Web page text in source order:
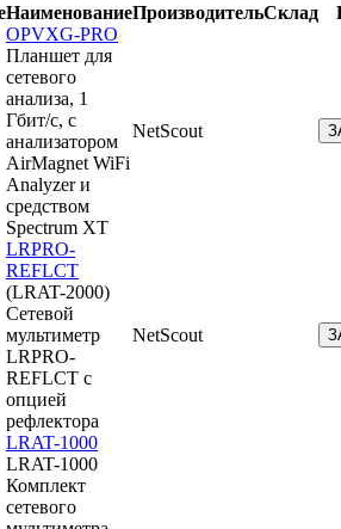
НаименованиеПроизводительСклад
OPVXG-PRO
Планшет для
сетевого
анализа, 1
Гбит/с, с
анализатором
AirMagnet WiFi
Analyzer и
средством
Spectrum XT
NetScout
LRPRO-
REFLCT
(LRAT-2000)
Cетевой
мультиметр
LRPRO-
REFLCT с
опцией
рефлектора
NetScout
LRAT-1000
LRAT-1000
Комплект
сетевого